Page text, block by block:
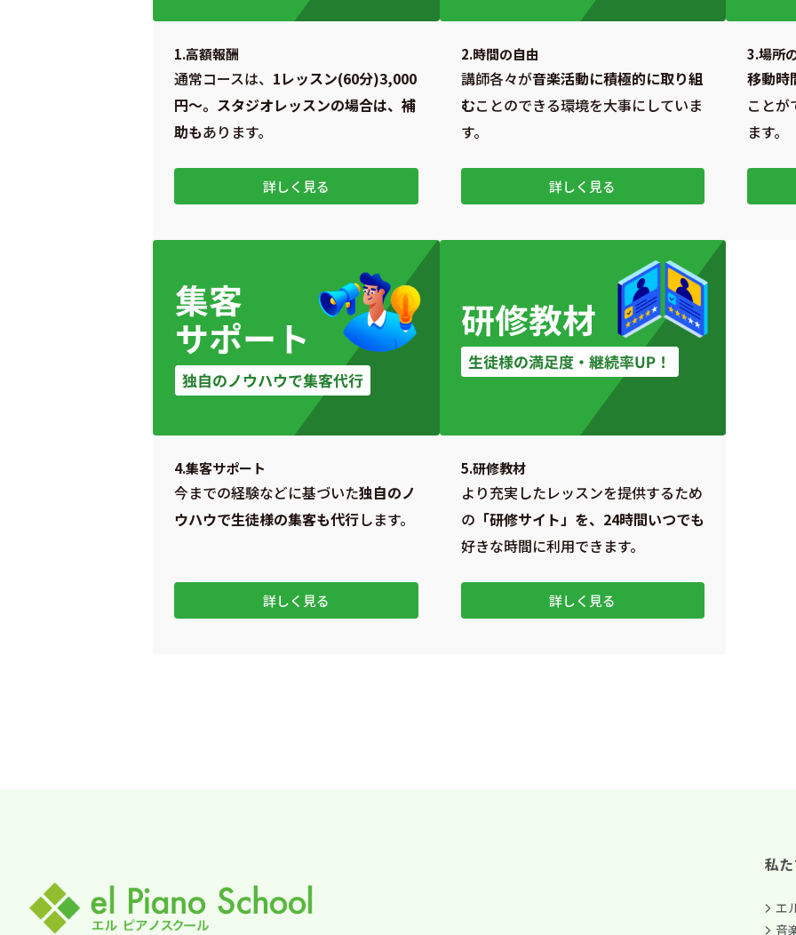
1.高額報酬
通常コースは、 1レッスン(60分)3,000
円〜。スタジオレッスンの場合は、補
助もあります。
詳しく見る
2.時間の自由
講師各々が音楽活動に積極的に取り組
むことのできる環境を大事にしていま
す。
詳しく見る
3.場所
移動時
ことが
ます。
4.集客サポート
今までの経験などに基づいた独自のノ
ウハウで生徒様の集客も代行します。
詳しく見る
5.研修教材
より充実したレッスンを提供するため
の 「研修サイト」を、24時間いつでも
好きな時間に利用できます。
詳しく見る
私
エ
音